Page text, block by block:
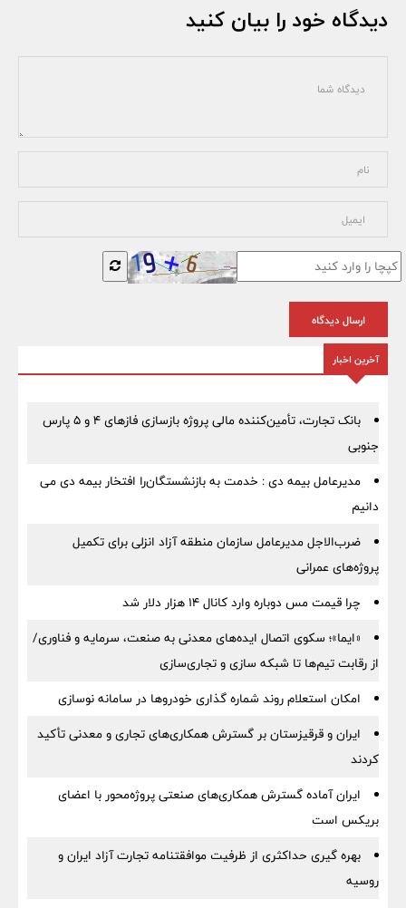
دیدگاه خود را بیان کنید
ارسال دیدگاه
آخرین اخبار
بانک تجارت، تأمین‌کننده مالی پروژه بازسازی فازهای ۴ و ۵ پارس
جنوبی
مدیرعامل بیمه دی : خدمت به بازنشستگان‌را افتخار بیمه دی می
دانیم
ضرب‌الاجل مدیرعامل سازمان منطقه آزاد انزلی برای تكمیل
پروژه‌های عمرانی
چرا قیمت مس دوباره وارد کانال ۱۴ هزار دلار شد
«ایما»؛ سکوی اتصال ایده‌های معدنی به صنعت، سرمایه و فناوری/
از رقابت تیم‌ها تا شبکه سازی و تجاری‌سازی
امکان استعلام روند شماره گذاری خودروها در سامانه نوسازی
ایران و قرقیزستان بر گسترش همکاری‌های تجاری و معدنی تأکید
کردند
ایران آماده گسترش همکاری‌های صنعتی پروژه‌محور با اعضای
بریکس است
بهره گیری حداکثری از ظرفیت موافقتنامه تجارت آزاد ایران و
روسیه